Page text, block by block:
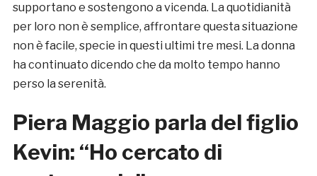
supportano e sostengono a vicenda. La quotidianità
per loro non è semplice, affrontare questa situazione
non è facile, specie in questi ultimi tre mesi. La donna
ha continuato dicendo che da molto tempo hanno
perso la serenità.
Piera Maggio parla del figlio
Kevin: “Ho cercato di